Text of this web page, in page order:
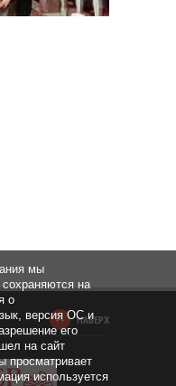
НАВЕРХ
мы
на
о
версия ОС и
его
на сайт
просматривает
используется